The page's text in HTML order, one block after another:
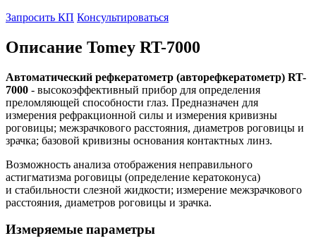
Запросить КП Консультироваться
Описание Tomey RT-7000
Автоматический рефкератометр (авторефкератометр) RT-
7000 - высокоэффективный прибор для определения
преломляющей способности глаз. Предназначен для
измерения рефракционной силы и измерения кривизны
роговицы; межзрачкового расстояния, диаметров роговицы и
зрачка; базовой кривизны основания контактных линз.
Возможность анализа отображения неправильного
астигматизма роговицы (определение кератоконуса)
и стабильности слезной жидкости; измерение межзрачкового
расстояния, диаметров роговицы и зрачка.
Измеряемые параметры